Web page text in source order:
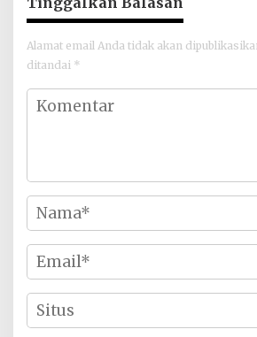
Alamat email Anda tidak akan
ditandai *